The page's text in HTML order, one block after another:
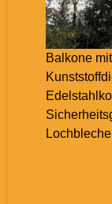
Balkone